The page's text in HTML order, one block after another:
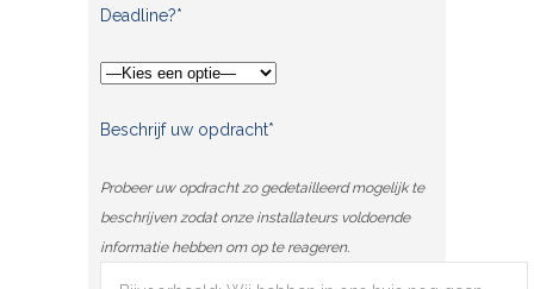
Deadline?*
Beschrijf uw opdracht*
Probeer uw opdracht zo gedetailleerd mogelijk te
beschrijven zodat onze installateurs voldoende
informatie hebben om op te reageren.